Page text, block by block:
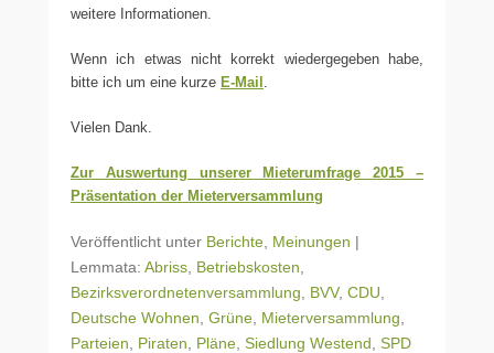
weitere Informationen.
Wenn ich etwas nicht korrekt wiedergegeben habe,
bitte ich um eine kurze E-Mail
Vielen Dank.
Zur Auswertung unserer Mieterumfrage 2015 –
Präsentation der Mieterversammlung
Veröffentlicht unter Berichte Meinungen |
Lemmata: Abriss Betriebskosten
Bezirksverordnetenversammlung
BVV, CDU
Deutsche Wohnen Grüne Mieterversammlung
Parteien
Piraten Pläne Siedlung Westend SPD